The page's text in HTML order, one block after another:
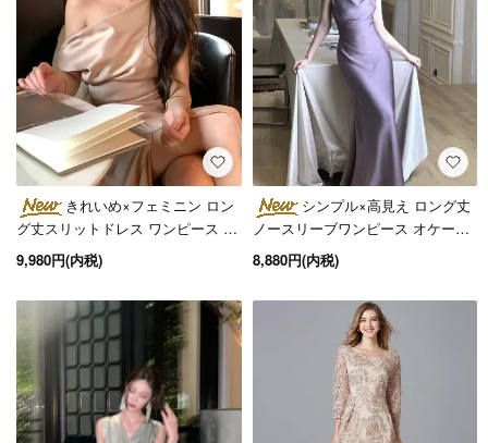
きれいめ×フェミニン ロン
グ丈スリットドレス ワンピース 3
色 XS～L
9,980円(内税)
シンプル×高見え ロング丈
ノースリーブワンピース オケージ
ョンドレス 2色 XS～L
8,880円(内税)